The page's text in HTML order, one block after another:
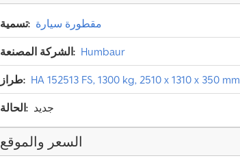
تسمية: مقطورة سيارة
الشركة المصنعة: Humbaur
طراز: HA 152513 FS, 1300 kg, 2510 x 1310 x 350 mm
الحالة: جديد
السعر والموقع